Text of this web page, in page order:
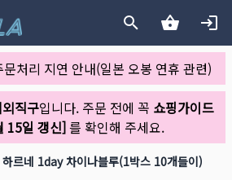
처리 지연 안내(일본 오봉 연휴 관련)
직구입니다. 주문 전에 꼭 쇼핑가이드
15일 갱신]를 확인해 주세요.
르네 1day 차이나블루(1박스 10개들이)